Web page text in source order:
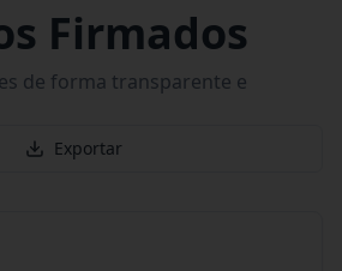
Firmados
de forma transparente e
Exportar